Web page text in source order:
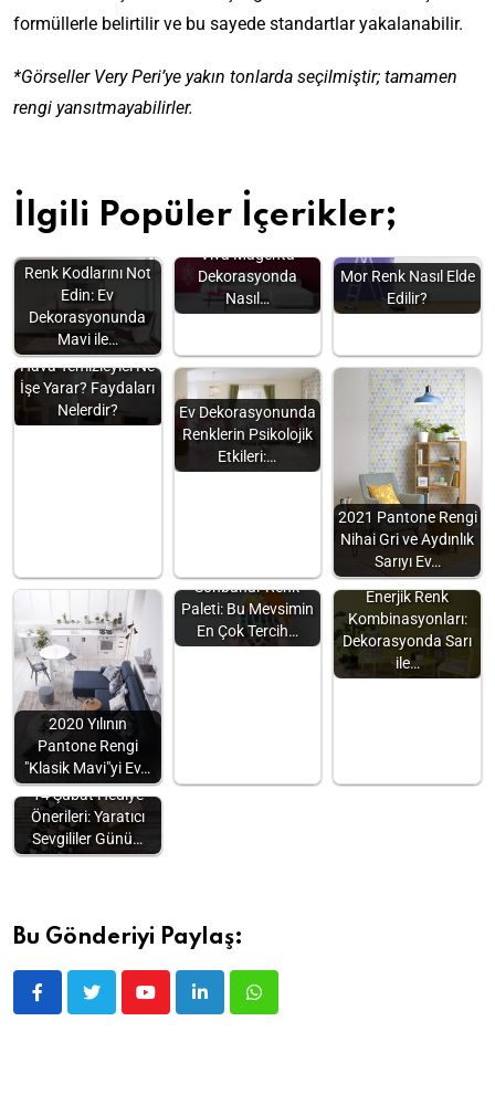
formüllerle belirtilir ve bu sayede standartlar yakalanabilir.
*Görseller Very Peri’ye yakın tonlarda seçilmiştir; tamamen
rengi yansıtmayabilirler.
İlgili Popüler İçerikler;
Renk Kodlarını Not
Edin: Ev
Dekorasyonunda
Mavi ile…
2023 Pantone Rengi
Viva Magenta
Dekorasyonda
Nasıl…
Mor Renk Nasıl Elde
Edilir?
Hava Temizleyici Ne
İşe Yarar? Faydaları
Nelerdir?
Ev Dekorasyonunda
Renklerin Psikolojik
Etkileri:…
2021 Pantone Rengi
Nihai Gri ve Aydınlık
Sarıyı Ev…
2020 Yılının
Pantone Rengi
"Klasik Mavi"yi Ev…
Sonbahar Renk
Paleti: Bu Mevsimin
En Çok Tercih…
Enerjik Renk
Kombinasyonları:
Dekorasyonda Sarı
ile…
14 Şubat Hediye
Önerileri: Yaratıcı
Sevgililer Günü…
Bu Gönderiyi Paylaş: